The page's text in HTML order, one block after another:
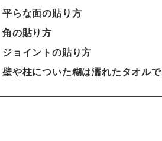
平らな面の貼り方
角の貼り方
ジョイントの貼り方
壁や柱についた糊は濡れたタオルで